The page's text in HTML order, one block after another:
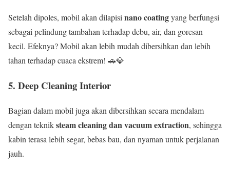
Setelah dipoles, mobil akan dilapisi nano coatingyang berfungsi
sebagai pelindung tambahan terhadap debu, air, dan goresan
kecil. Efeknya? Mobil akan lebih mudah dibersihkan dan lebih
tahan terhadap cuaca ekstrem! 🚗💎
5. Deep Cleaning Interior
Bagian dalam mobil juga akan dibersihkan secara mendalam
dengan tekniksteam cleaning dan vacuum extraction, sehingga
kabin terasa lebih segar, bebas bau, dan nyaman untuk perjalanan
jauh.